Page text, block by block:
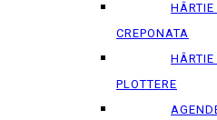
CREPONATA
HÂRTIE
PLOTTERE